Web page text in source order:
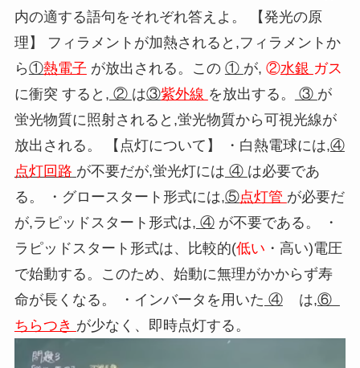
内の適する語句をそれぞれ答えよ。 【発光の原
理】 フィラメントが加熱されると ,フィラメントか
ら①熱電子 が放出される。この ① が, ②水銀 ガス
に衝突 すると , ② は③紫外線 を放出する。 ③ が
蛍光物質に照射されると ,蛍光物質から可視光線が
放出される。 【点灯について】 ・白熱電球には,④
点灯回路 が不要だが,蛍光灯には ④ は必要であ
る。 ・グロースタート形式には,⑤点灯管 が必要だ
が,ラピッドスタート形式は, ④ が不要である。 ・
ラピッドスタート形式は、比較的(低い ・高い)電圧
で始動する。このため、始動に無理がかからず寿
命が長くなる。 ・インバータを用いた ④ は,⑥
ちらつき が少なく、即時点灯する。